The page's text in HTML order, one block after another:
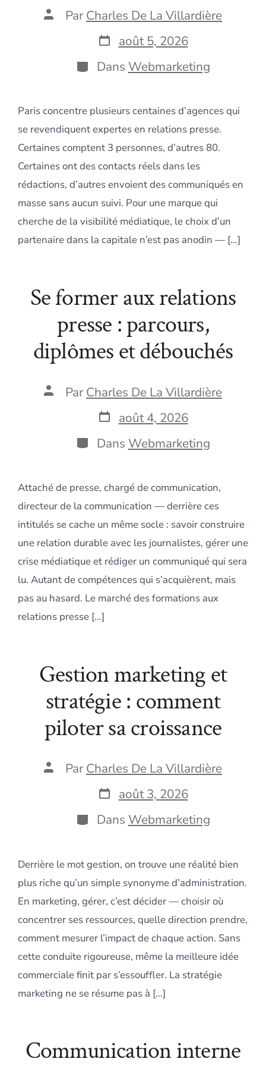
Auteur
publication
ParCharles De La Villardière
Date
de
publication
août 5, 2026
Catégories
Dans Webmarketing
Paris concentre plusieurs centaines d’agences qui
se revendiquent expertes en relations presse.
Certaines comptent 3 personnes, d’autres 80.
Certaines ont des contacts réels dans les
rédactions, d’autres envoient des communiqués en
masse sans aucun suivi. Pour une marque qui
cherche de la visibilité médiatique, le choix d’un
partenaire dans la capitale n’est pas anodin — […]
Se former aux relations
presse : parcours,
diplômes et débouchés
Auteur
publication
ParCharles De La Villardière
Date
de
publication
août 4, 2026
Catégories
Dans Webmarketing
Attaché de presse, chargé de communication,
directeur de la communication — derrière ces
intitulés se cache un même socle : savoir construire
une relation durable avec les journalistes, gérer une
crise médiatique et rédiger un communiqué qui sera
lu. Autant de compétences qui s’acquièrent, mais
pas au hasard. Le marché des formations aux
relations presse […]
Gestion marketing et
stratégie : comment
piloter sa croissance
Auteur
publication
ParCharles De La Villardière
Date
de
publication
août 3, 2026
Catégories
Dans Webmarketing
Derrière le mot gestion, on trouve une réalité bien
plus riche qu’un simple synonyme d’administration.
En marketing, gérer, c’est décider — choisir où
concentrer ses ressources, quelle direction prendre,
comment mesurer l’impact de chaque action. Sans
cette conduite rigoureuse, même la meilleure idée
commerciale finit par s’essouffler. La stratégie
marketing ne se résume pas à […]
Communication interne